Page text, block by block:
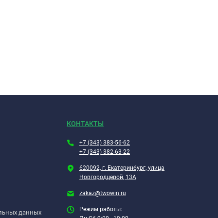
данных
КОНТАКТЫ
+7 (343) 383-56-62
+7 (343) 382-63-22
620092, г. Екатеринбург, улица
Новгородцевой, 13А
zakaz@twowin.ru
Режим работы: